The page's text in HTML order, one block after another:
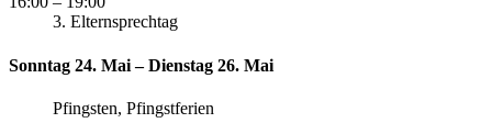
3. Elternsprechtag
Sonntag 24. Mai – Dienstag 26. Mai
Pfingsten, Pfingstferien